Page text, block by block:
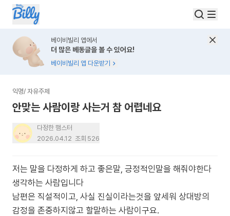
베이비빌리 앱에서
더 많은 베동글을 볼 수 있어요!
베이비빌리 앱 다운받기
익명/ 자유주제
안맞는 사람이랑 사는거 참 어렵네요
다정한 햄스터
2026.04.12 조회 526
저는 말을 다정하게 하고 좋은말, 긍정적인말을 해줘야한다
생각하는 사람입니다
남편은 직설적이고, 사실 진실이라는것을 앞세워 상대방의
감정을 존중하지않고 할말하는 사람이구요.